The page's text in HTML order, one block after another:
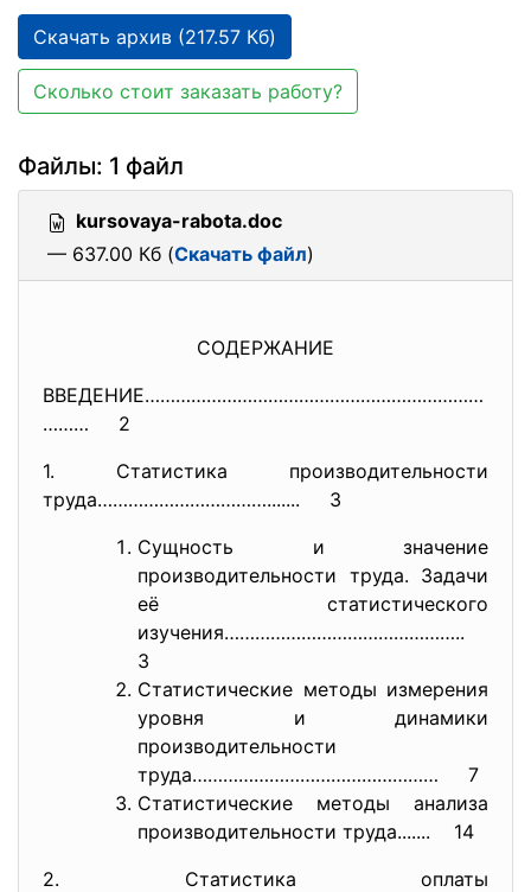
Скачать архив (217.57 Кб)
Сколько стоит заказать работу?
Файлы: 1 файл
kursovaya-rabota.doc
— 637.00 Кб (Скачать файл)
СОДЕРЖАНИЕ
ВВЕДЕНИЕ…………………………………………………………
……… 2
1. Статистика производительности
труда……………………………....... 3
Сущность и значение
производительности труда. Задачи
её статистического
изучения………………………………………..
3
Статистические методы измерения
уровня и динамики
производительности
труда………………………………………… 7
Статистические методы анализа
производительности труда....... 14
2. Статистика оплаты